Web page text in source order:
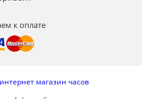
к оплате
интернет магазин часов